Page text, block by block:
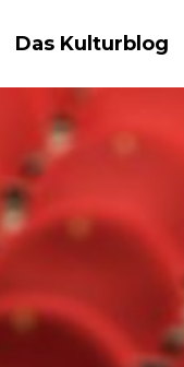
Das Kulturblog